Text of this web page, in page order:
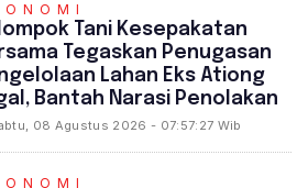
Tani Kesepakatan
Tegaskan Penugasan
Lahan Eks Ationg
Bantah Narasi Penolakan
08 Agustus 2026 - 07:57:27 Wib